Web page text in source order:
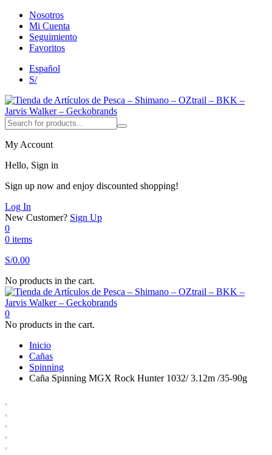
Nosotros
Mi Cuenta
Seguimiento
Favoritos
Español
S/
My Account
Hello, Sign in
Sign up now and enjoy discounted shopping!
Log In
New Customer? Sign Up
0
0 items
S/0.00
No products in the cart.
0
No products in the cart.
Inicio
Cañas
Spinning
Caña Spinning MGX Rock Hunter 1032/ 3.12m /35-90g